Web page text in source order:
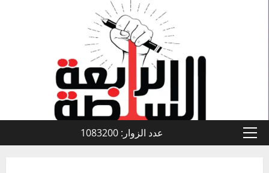
القائمة
عدد الزوار: 1083200